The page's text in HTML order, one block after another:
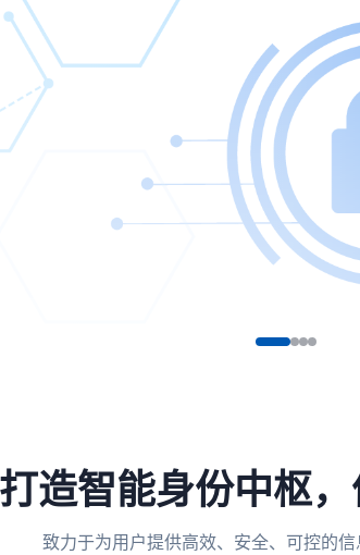
造智能身份中枢
致力于为用户提供高效、安全、可控的